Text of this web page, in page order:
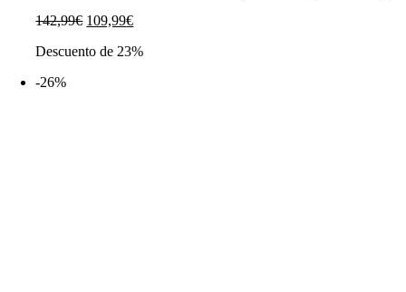
142,99€ El
original
109,99€El
actual
Descuento de 23%
-26%